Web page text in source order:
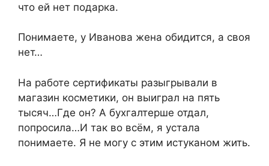
что ей нет подарка.
Понимаете, у Иванова жена обидится, а своя
нет…
На работе сертификаты разыгрывали в
магазин косметики, он выиграл на пять
тысяч…Где он? А бухгалтерше отдал,
попросила…И так во всём, я устала
понимаете. Я не могу с этим истуканом жить.